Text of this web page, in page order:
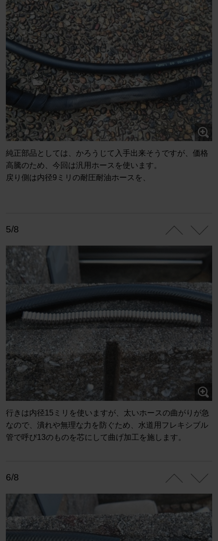
純正部品としては、かろうじて入手出来そうですが、価格
高騰のため、今回は汎用ホースを使います。
戻り側は内径9ミリの耐圧耐油ホースを、
5/8
行きは内径15ミリを使いますが、太いホースの曲がりが急
なので、潰れや無理な力を防ぐため、水道用フレキシブル
管で呼び13のものを芯にして曲げ加工を施します。
6/8